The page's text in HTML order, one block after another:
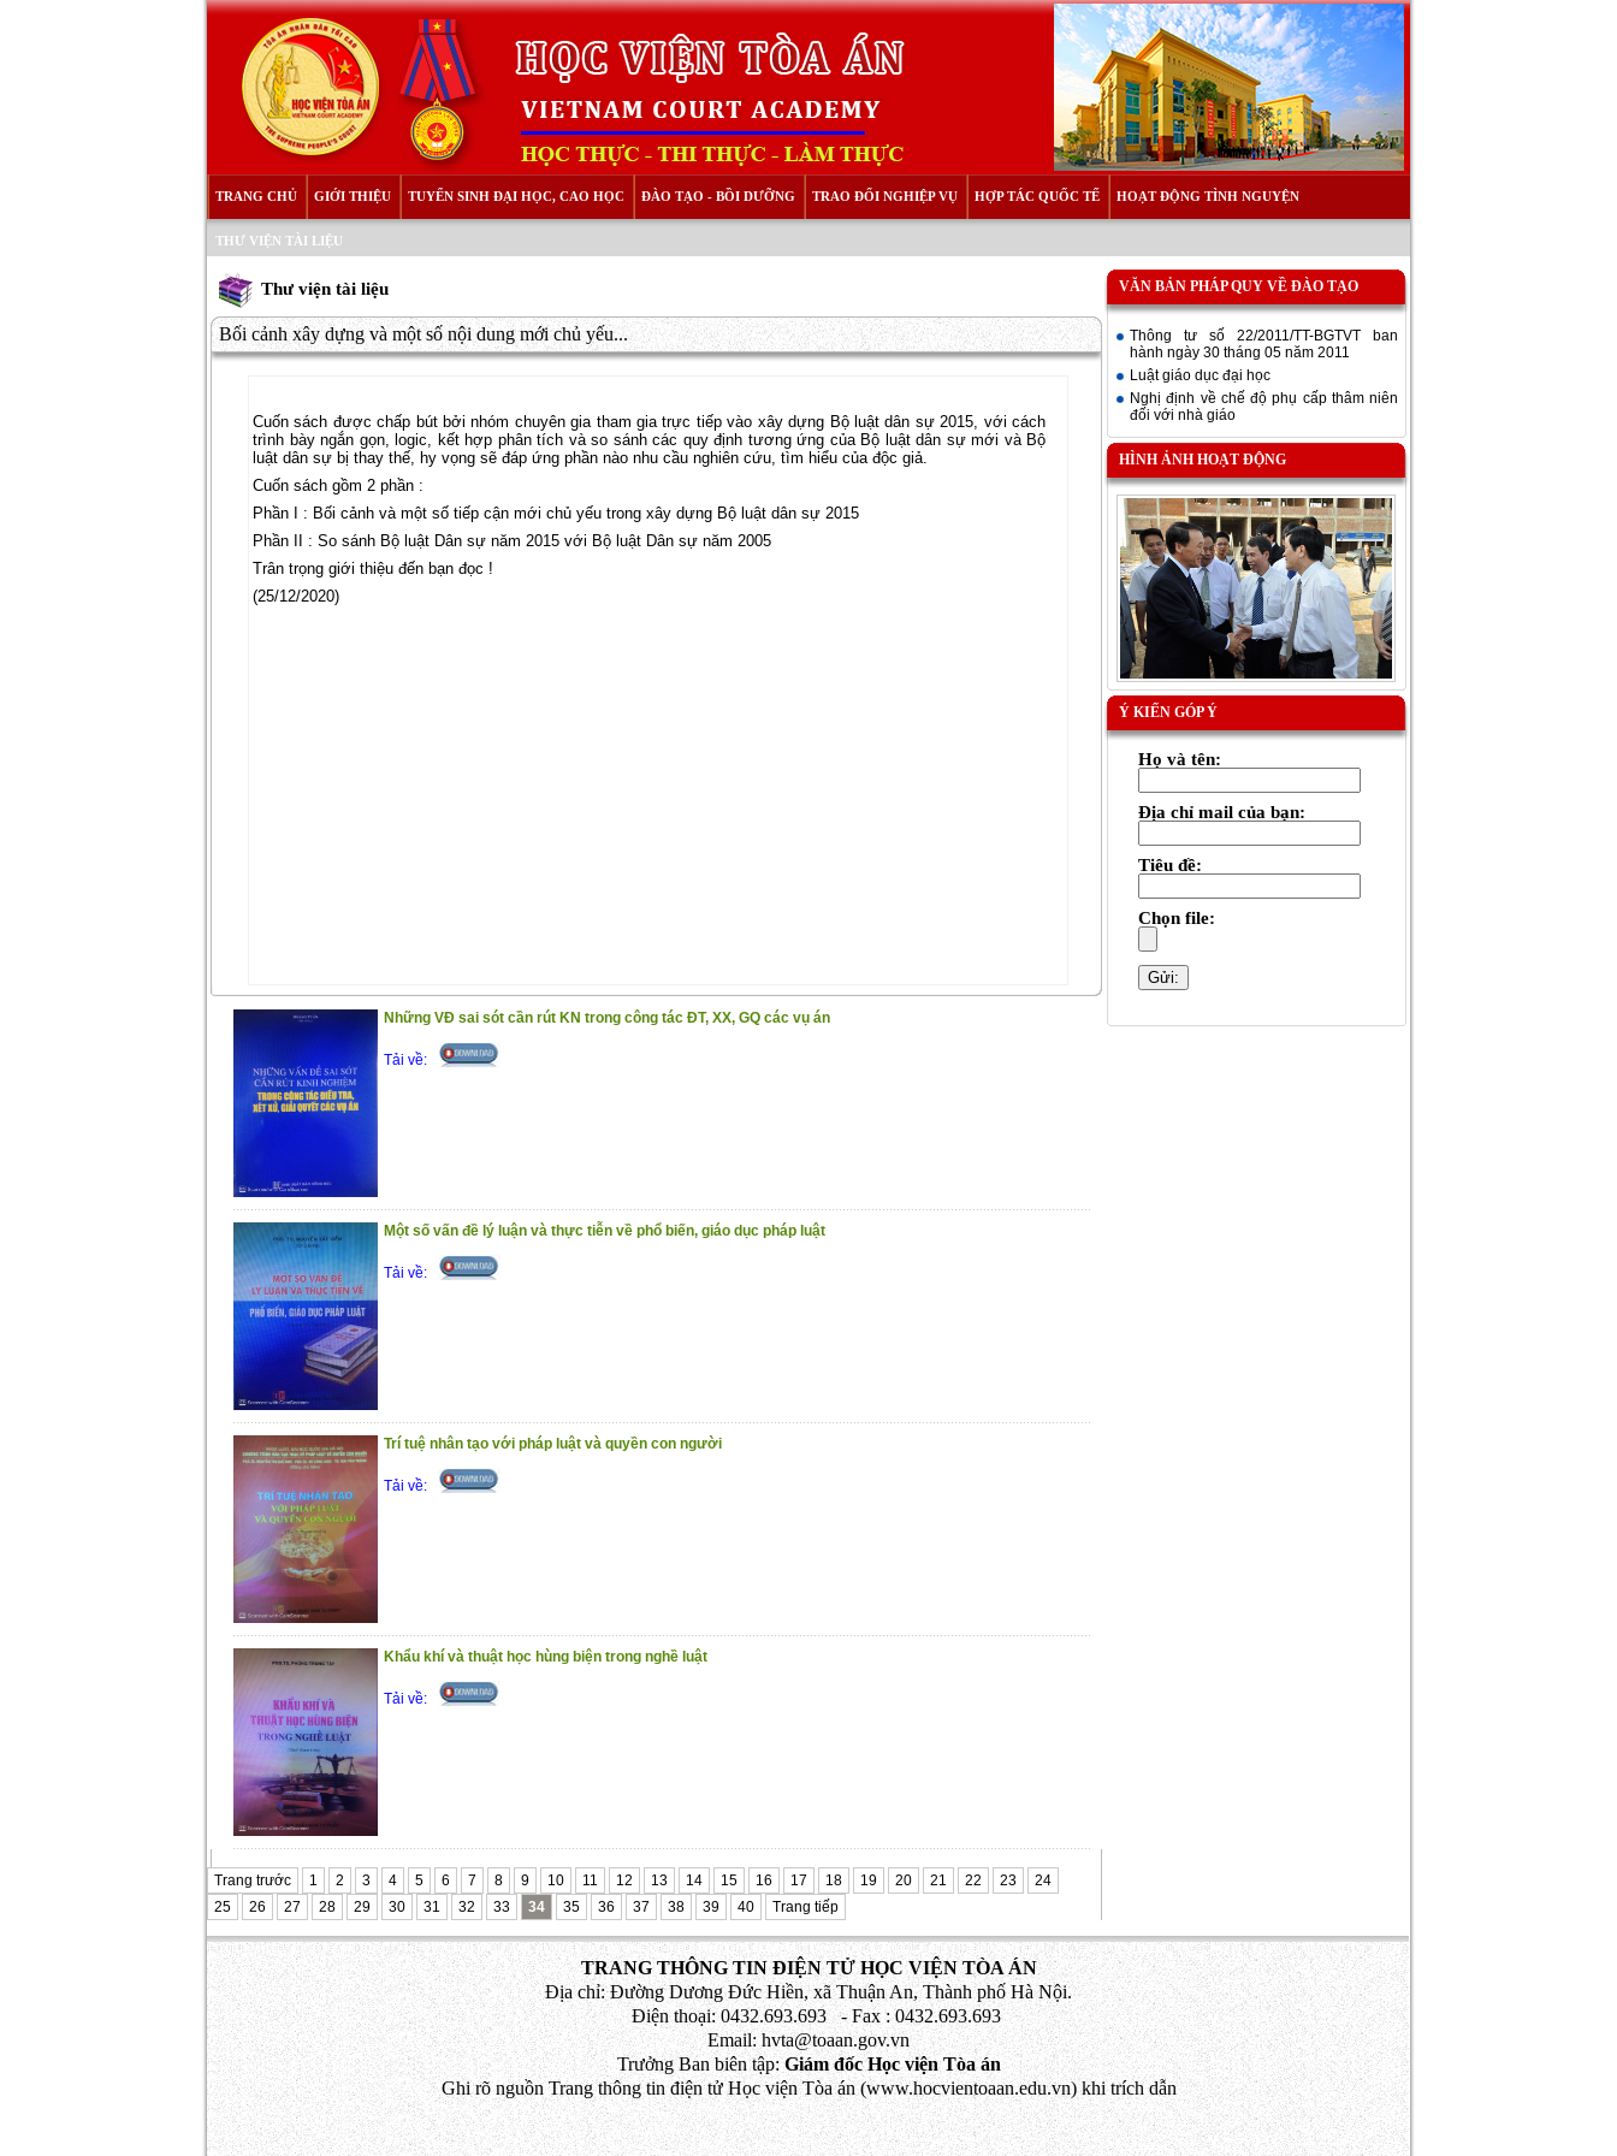
TRANG CHỦ GIỚI THIỆU TUYỂN SINH ĐẠI HỌC, CAO HỌC ĐÀO TẠO - BỒI DƯỠNG TRAO ĐỔI NGHIỆP VỤ HỢP TÁC QUỐC TẾ HOẠT ĐỘNG TÌNH NGUYỆN
THƯ VIỆN TÀI LIỆU
Thư viện tài liệu
Bối cảnh xây dựng và một số nội dung mới chủ yếu...
Cuốn sách được chấp bút bởi nhóm chuyên gia tham gia trực tiếp vào xây dựng Bộ luật dân sự 2015, với cách
trình bày ngắn gọn, logic, kết hợp phân tích và so sánh các quy định tương ứng của Bộ luật dân sự mới và Bộ
luật dân sự bị thay thế, hy vọng sẽ đáp ứng phần nào nhu cầu nghiên cứu, tìm hiểu của độc giả.
Cuốn sách gồm 2 phần :
Phần I : Bối cảnh và một số tiếp cận mới chủ yếu trong xây dựng Bộ luật dân sự 2015
Phần II : So sánh Bộ luật Dân sự năm 2015 với Bộ luật Dân sự năm 2005
Trân trọng giới thiệu đến bạn đọc !
(25/12/2020)
Những VĐ sai sót cần rút KN trong công tác ĐT, XX, GQ các vụ án
Tải về:
Một số vấn đề lý luận và thực tiễn về phổ biến, giáo dục pháp luật
Tải về:
Trí tuệ nhân tạo với pháp luật và quyền con người
Tải về:
Khẩu khí và thuật học hùng biện trong nghề luật
Tải về:
Trang trước 1 2 3 4 5 6 7 8 9 10 11 12 13 14 15 16 17 18 19 20 21 22 23
24
25
26 27 28 29 30 31 32 33 34 35 36 37 38 39 40 Trang tiếp
VĂN BẢN PHÁP QUY VỀ ĐÀO TẠO
Thông tư số 22/2011/TT-BGTVT ban
hành ngày 30 tháng 05 năm 2011
Luật giáo dục đại học
Nghị định về chế độ phụ cấp thâm niên
đối với nhà giáo
HÌNH ẢNH HOẠT ĐỘNG
Ý KIẾN GÓP Ý
Họ và tên:
Địa chỉ mail của bạn:
Tiêu đề:
Chọn file:
TRANG THÔNG TIN ĐIỆN TỬ HỌC VIỆN TÒA ÁN
Địa chỉ: Đường Dương Đức Hiền, xã Thuận An, Thành phố Hà Nội.
Điện thoại: 0432.693.693 - Fax : 0432.693.693
Email: hvta@toaan.gov.vn
Trưởng Ban biên tập:Giám đốc Học viện Tòa án
Ghi rõ nguồn Trang thông tin điện tử Học viện Tòa án (www.hocvientoaan.edu.vn) khi trích dẫn